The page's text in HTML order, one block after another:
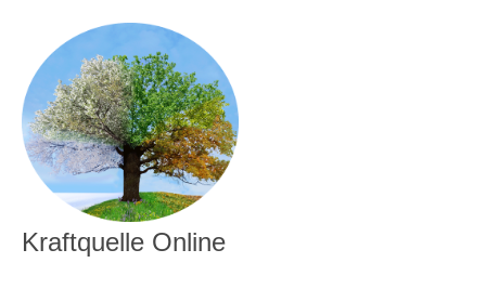
Kraftquelle Online